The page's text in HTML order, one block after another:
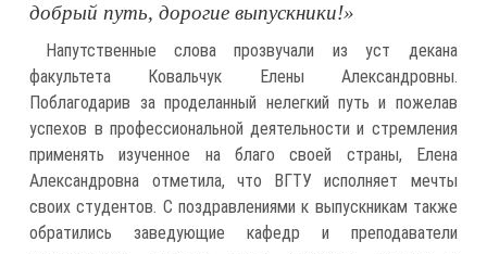
добрый путь, дорогие выпускники!»
Напутственные слова прозвучали из уст декана
факультета Ковальчук Елены Александровны.
Поблагодарив за проделанный нелегкий путь и пожелав
успехов в профессиональной деятельности и стремления
применять изученное на благо своей страны, Елена
Александровна отметила, что ВГТУ исполняет мечты
своих студентов. С поздравлениями к выпускникам также
обратились заведующие кафедр и преподаватели